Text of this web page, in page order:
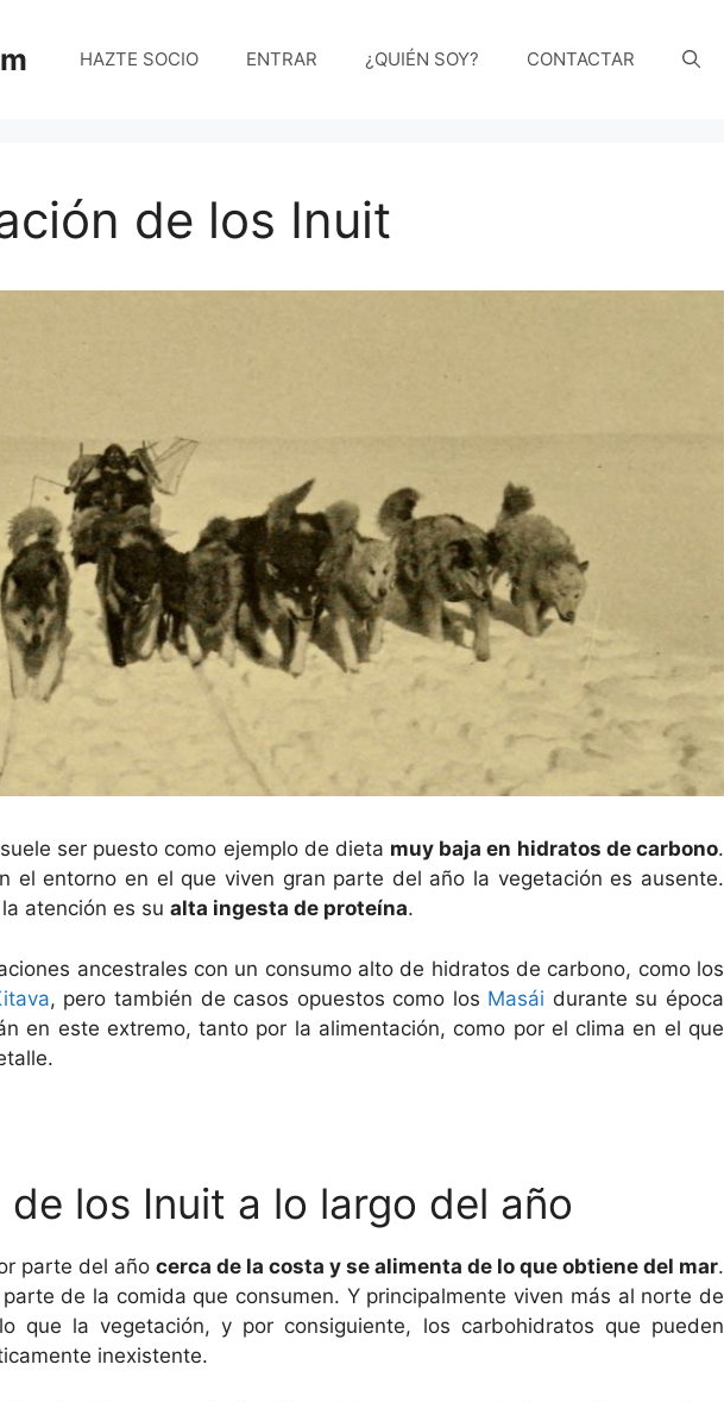
HAZTE SOCIO ENTRAR ¿QUIÉN SOY? CONTACTAR
de los Inuit
ser puesto como ejemplo de dieta muy baja en hidratos de carbono.
el entorno en el que viven gran parte del año la vegetación es ausente.
atención es su alta ingesta de proteína.
ancestrales con un consumo alto de hidratos de carbono, como los
, pero también de casos opuestos como los Masái durante su época
en este extremo, tanto por la alimentación, como por el clima en el que
los Inuit a lo largo del año
parte del año cerca de la costa y se alimenta de lo que obtiene del mar.
de la comida que consumen. Y principalmente viven más al norte de
que la vegetación, y por consiguiente, los carbohidratos que pueden
inexistente.